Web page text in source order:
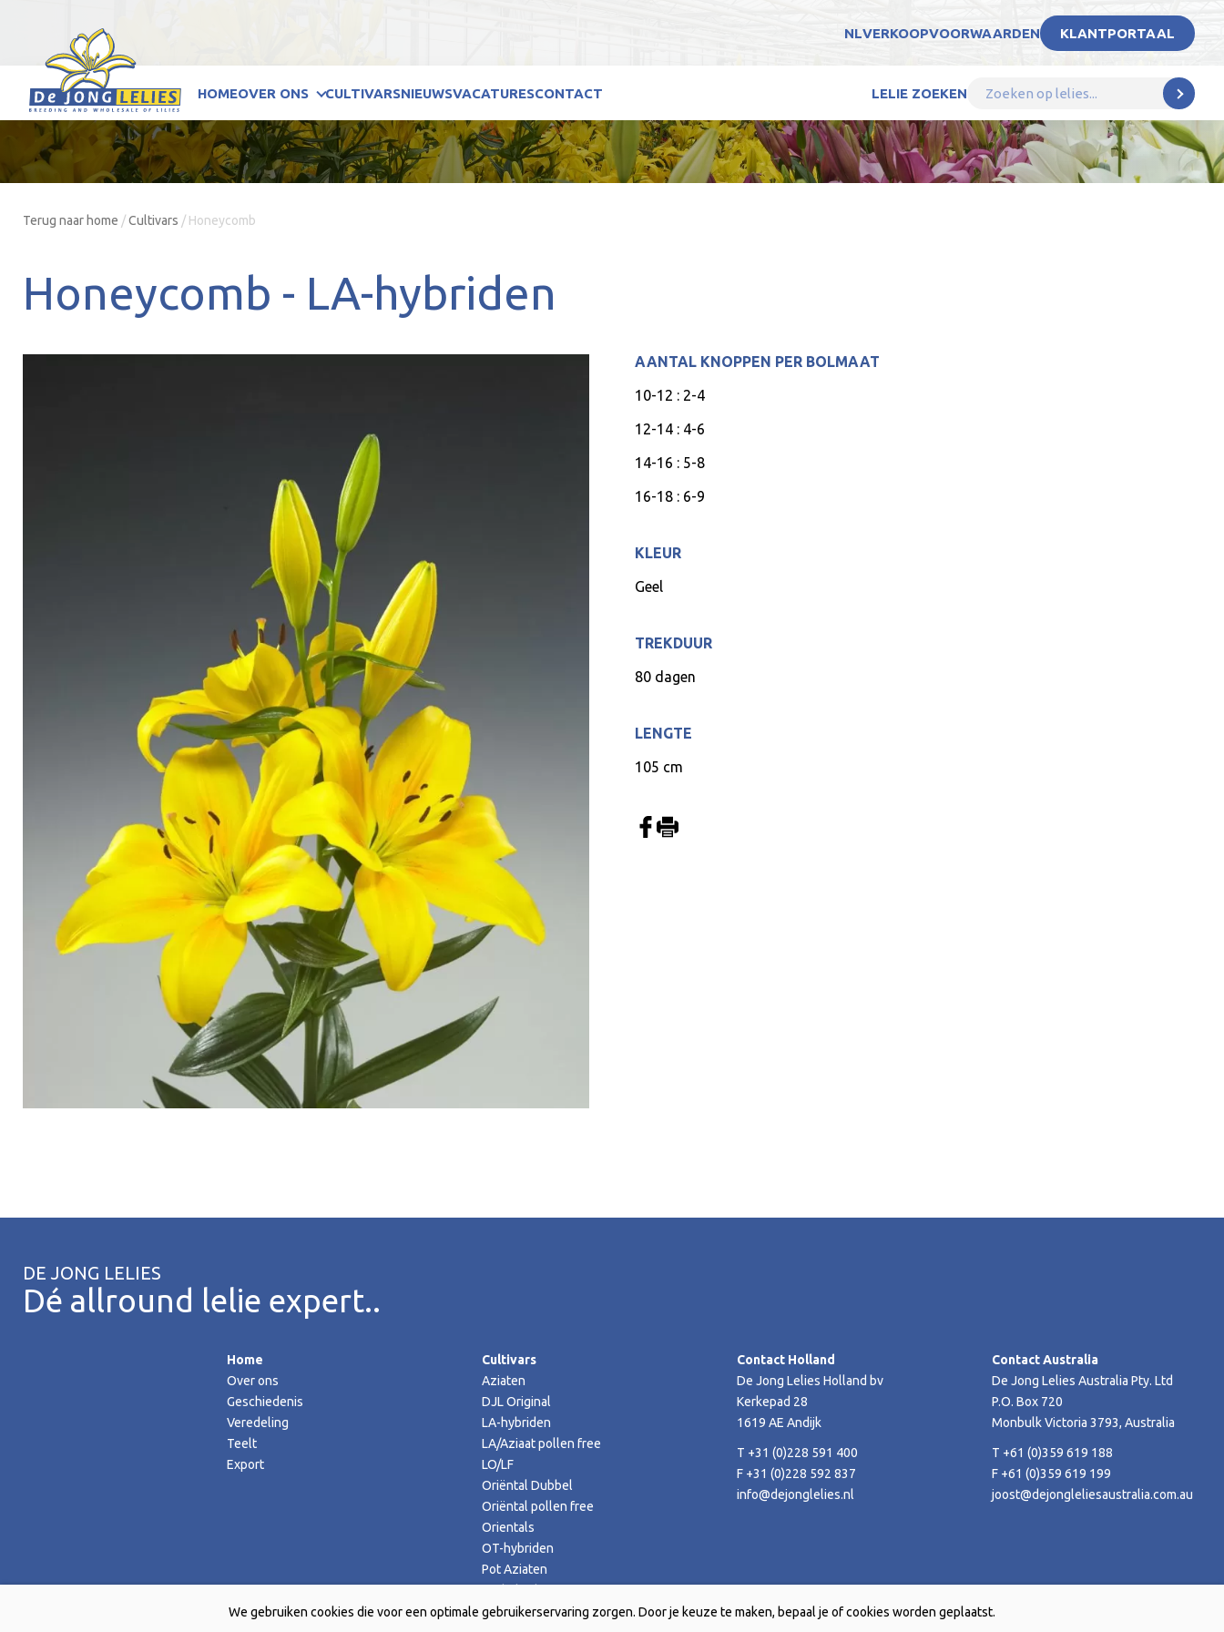
NLVERKOOPVOORWAARDEN KLANTPORTAAL
HOMEOVER ONS CULTIVARSNIEUWSVACATURESCONTACT LELIE ZOEKEN
Terug naar home /Cultivars / Honeycomb
Honeycomb - LA-hybriden
AANTAL KNOPPEN PER BOLMAAT
10-12 : 2-4
12-14 : 4-6
14-16 : 5-8
16-18 : 6-9
KLEUR
Geel
TREKDUUR
80 dagen
LENGTE
105 cm
DE JONG LELIES
Dé allround lelie expert..
Home
Over ons
Geschiedenis
Veredeling
Teelt
Export
Cultivars
Aziaten
DJL Original
LA-hybriden
LA/Aziaat pollen free
LO/LF
Oriëntal Dubbel
Oriëntal pollen free
Orientals
OT-hybriden
Pot Aziaten
Contact Holland
De Jong Lelies Holland bv
Kerkepad 28
1619 AE Andijk
T +31 (0)228 591 400
F +31 (0)228 592 837
info@dejonglelies.nl
Contact Australia
De Jong Lelies Australia Pty. Ltd
P.O. Box 720
Monbulk Victoria 3793, Australia
T +61 (0)359 619 188
F +61 (0)359 619 199
joost@dejongleliesaustralia.com.au
We gebruiken cookies die voor een optimale gebruikerservaring zorgen. Door je keuze te maken, bepaal je of cookies worden geplaatst.